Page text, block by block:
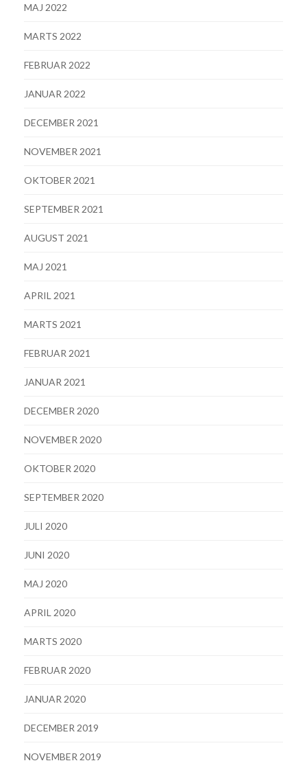
MAJ 2022
MARTS 2022
FEBRUAR 2022
JANUAR 2022
DECEMBER 2021
NOVEMBER 2021
OKTOBER 2021
SEPTEMBER 2021
AUGUST 2021
MAJ 2021
APRIL 2021
MARTS 2021
FEBRUAR 2021
JANUAR 2021
DECEMBER 2020
NOVEMBER 2020
OKTOBER 2020
SEPTEMBER 2020
JULI 2020
JUNI 2020
MAJ 2020
APRIL 2020
MARTS 2020
FEBRUAR 2020
JANUAR 2020
DECEMBER 2019
NOVEMBER 2019